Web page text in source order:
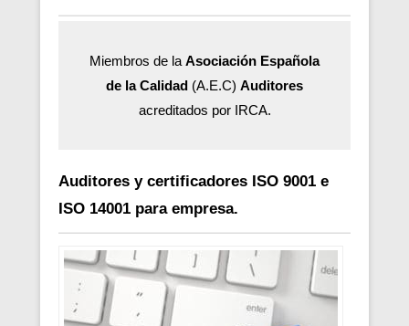
Miembros de la Asociación Española
de la Calidad (A.E.C) Auditores
acreditados por IRCA.
Auditores y certificadores ISO 9001 e
ISO 14001 para empresa.